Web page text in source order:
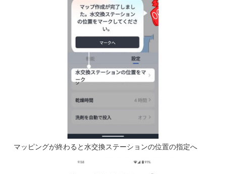
マッピングが終わると水交換ステーションの位置の指定へ